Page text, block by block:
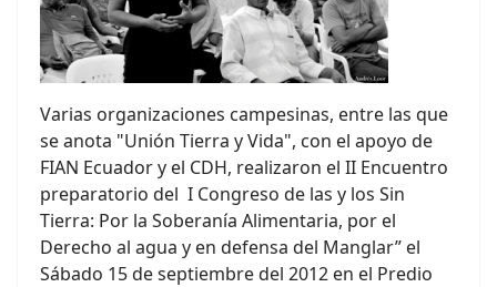
Varias organizaciones campesinas, entre las que
se anota "Unión Tierra y Vida", con el apoyo de
FIAN Ecuador y el CDH, realizaron el II Encuentro
preparatorio del I Congreso de las y los Sin
Tierra: Por la Soberanía Alimentaria, por el
Derecho al agua y en defensa del Manglar” el
Sábado 15 de septiembre del 2012 en el Predio